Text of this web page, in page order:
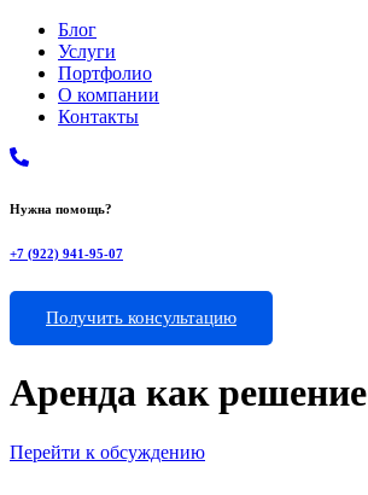
Блог
Услуги
Портфолио
О компании
Контакты
Нужна помощь?
+7 (922) 941-95-07
Получить консультацию
Аренда как решение
Перейти к обсуждению